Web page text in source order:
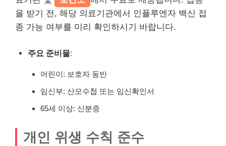
을 받기 전, 해당 의료기관에서 인플루엔자 백신 접
종 가능 여부를 미리 확인하시기 바랍니다.
주요 준비물:
어린이: 보호자 동반
임신부: 산모수첩 또는 임신확인서
65세 이상: 신분증
개인 위생 수칙 준수